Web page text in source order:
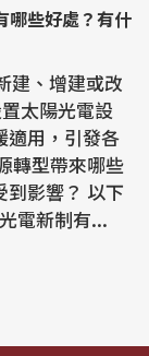
哪些好處？有什
建、增建或改
太陽光電設
適用，引發各
響？ 以下
1上路 建物光電新制有...